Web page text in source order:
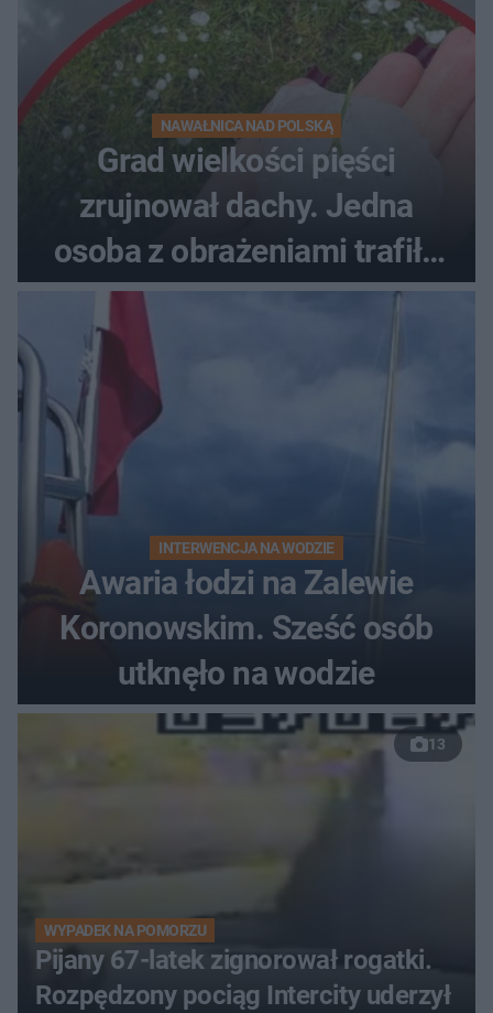
NAWAŁNICA NAD POLSKĄ
Grad wielkości pięści
zrujnował dachy. Jedna
osoba z obrażeniami trafiła
do szpitala
INTERWENCJA NA WODZIE
Awaria łodzi na Zalewie
Koronowskim. Sześć osób
utknęło na wodzie
13
WYPADEK NA POMORZU
Pijany 67-latek zignorował rogatki.
Rozpędzony pociąg Intercity uderzył